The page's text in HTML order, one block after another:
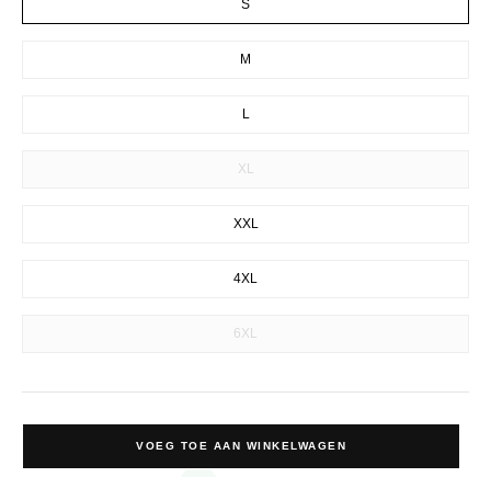
S
M
L
XL
XXL
4XL
6XL
VOEG TOE AAN WINKELWAGEN